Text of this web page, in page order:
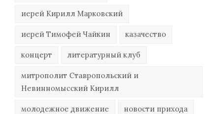
иерей Кирилл Марковский
иерей Тимофей Чайкин казачество
концерт литературный клуб
митрополит Ставропольский и
Невинномысский Кирилл
молодежное движение новости прихода